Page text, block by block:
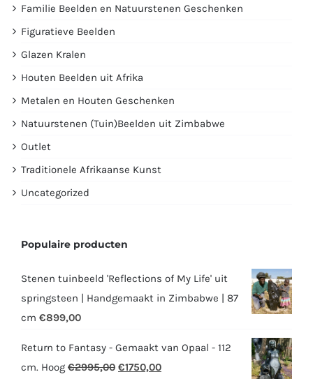
Familie Beelden en Natuurstenen Geschenken
Figuratieve Beelden
Glazen Kralen
Houten Beelden uit Afrika
Metalen en Houten Geschenken
Natuurstenen (Tuin)Beelden uit Zimbabwe
Outlet
Traditionele Afrikaanse Kunst
Uncategorized
Populaire producten
Stenen tuinbeeld 'Reflections of My Life' uit
springsteen | Handgemaakt in Zimbabwe | 87
cm €899,00
Return to Fantasy - Gemaakt van Opaal - 112
cm. Hoog €2995,00 Oorspronkelijke
€1750,00Huidige